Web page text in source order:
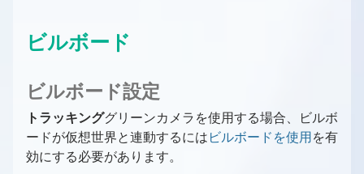
ンの制御
X-Keysを使用したシーンの制御
FILL調整
異なるプロダクションを別マシンで組み合わ
せる
ピンデータタイプ
コンパウンド
特殊コンパウンド：ピンコレクター
特殊ピン名
データベース用のコレクション
ージョン）
プロジェクトシステム、ファイルブラウザ、フ
ァイル操作
画像シーケンスを動画として使用
シェーダーカテゴリと命名規則
新しいシェーダーの作成
ビルボード
ビルボード設定
トラッキンググリーンカメラを使用する場合、ビルボ
ードが仮想世界と連動するには ビルボードを使用を有
効にする必要があります。